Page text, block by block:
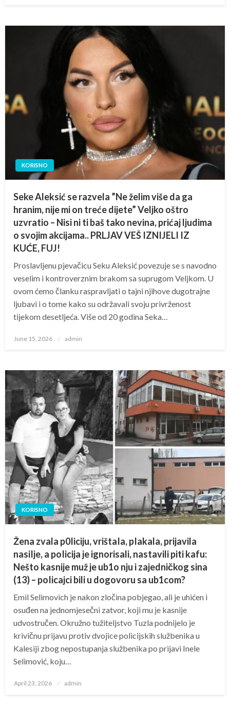
KORISNO
Seke Aleksić se razvela ”Ne želim više da ga
hranim, nije mi on treće dijete” Veljko oštro
uzvratio – Nisi ni ti baš tako nevina, prićaj ljudima
o svojim akcijama.. PRLJAV VEŠ IZNIJELI IZ
KUĆE, FUJ!
Proslavljenu pjevačicu Seku Aleksić povezuje se s navodno
veselim i kontroverznim brakom sa suprugom Veljkom. U
ovom ćemo članku raspravljati o tajni njihove dugotrajne
ljubavi i o tome kako su održavali svoju privrženost
tijekom desetljeća. Više od 20 godina Seka…
Posted
June 15, 2026 admin
KORISNO
Žena zvala p0Iiciju, vrištaIa, pIakala, prijavila
nasiIje, a poIicija je ignorisali, nastavili piti kafu:
Nešto kasnije muž je ub1o nju i zajedničkog sina
(13) – poIicajci bili u dogovoru sa ub1com?
Emil Selimovich je nakon zločina pobjegao, ali je uhićen i
osuđen na jednomjesečni zatvor, koji mu je kasnije
udvostručen. Okružno tužiteljstvo Tuzla podnijelo je
krivičnu prijavu protiv dvojice policijskih službenika u
Kalesiji zbog nepostupanja službenika po prijavi Inele
Selimović, koju…
Posted
April 23, 2026 admin